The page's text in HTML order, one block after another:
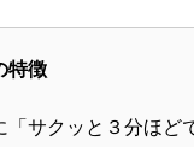
特徴
「サクッと３分ほど